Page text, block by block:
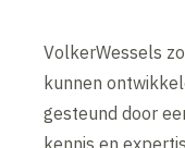
VolkerWessels
kunnen
gesteund door